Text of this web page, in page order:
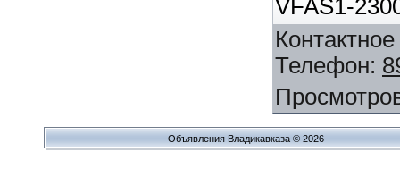
VFAS1-
Телефон:
Объявления Владикавказа © 2026